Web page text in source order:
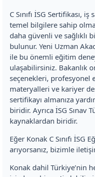
C Sınıfı İSG Sertifikası,
temel bilgilere sahip
daha güvenli ve sağlıklı
bulunur. Yeni Uzman
ile bu önemli eğitim
ulaşabilirsiniz. Bakanlık
seçenekleri, profesyonel
materyalleri ve kariyer
sertifikayı almanıza
biridir. Ayrıca İSG Sınav
kaynaklardan biridir.
Eğer Konak C Sınıfı
arıyorsanız, bizimle
Konak dahil Türkiye’nin